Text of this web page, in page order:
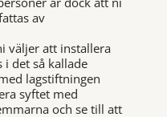
av
väljer att installera
det så kallade
lagstiftningen
syftet med
och se till att